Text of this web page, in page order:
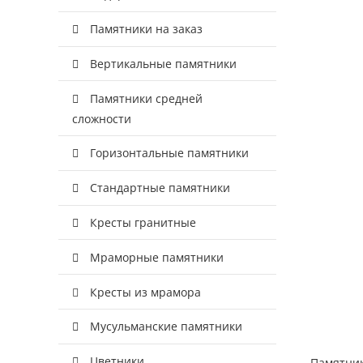
Памятники на заказ
Вертикальные памятники
Памятники средней
сложности
Горизонтальные памятники
Стандартные памятники
Кресты гранитные
Мраморные памятники
Кресты из мрамора
Мусульманские памятники